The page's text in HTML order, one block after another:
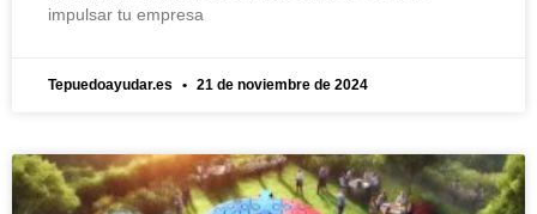
impulsar tu empresa
Tepuedoayudar.es 21 de noviembre de 2024